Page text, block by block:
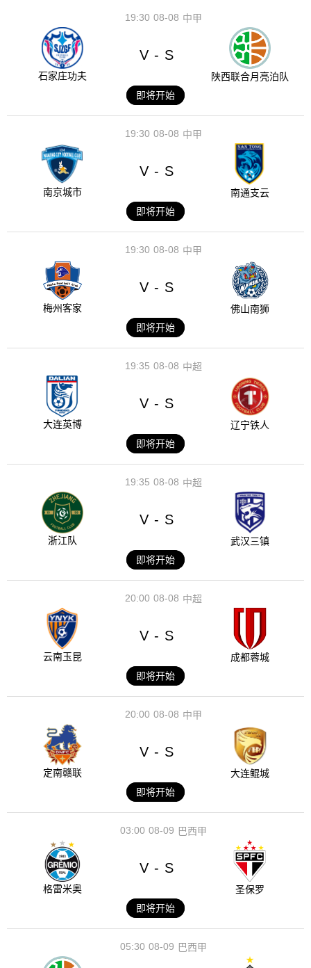
08-08
19:30 中甲
石家庄功夫
V - S
陕西联合月亮泊队
即将开始
08-08
19:30 中甲
南京城市
V - S
南通支云
即将开始
08-08
19:30 中甲
梅州客家
V - S
佛山南狮
即将开始
08-08
19:35 中超
大连英博
V - S
辽宁铁人
即将开始
08-08
19:35 中超
浙江队
V - S
武汉三镇
即将开始
08-08
20:00 中超
云南玉昆
V - S
成都蓉城
即将开始
08-08
20:00 中甲
定南赣联
V - S
大连鲲城
即将开始
08-09
03:00 巴西甲
格雷米奥
V - S
圣保罗
即将开始
08-09
05:30 巴西甲